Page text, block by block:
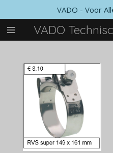
direct
naar
de
VADO
VADO - Voor